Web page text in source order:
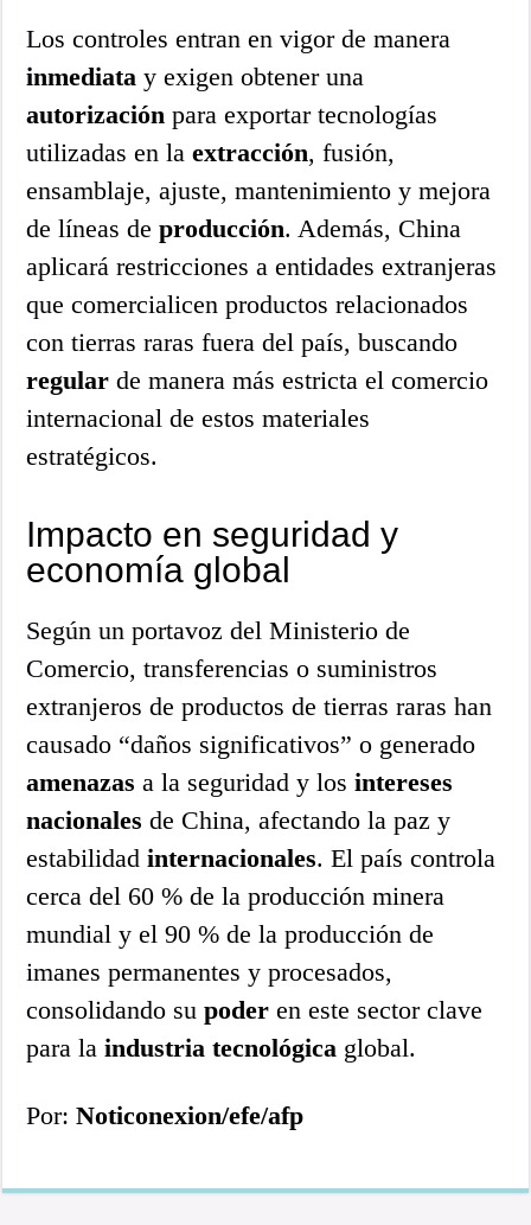
Los controles entran en vigor de manera
inmediata y exigen obtener una
autorización para exportar tecnologías
utilizadas en laextracción, fusión,
ensamblaje, ajuste, mantenimiento y mejora
de líneas deproducción. Además, China
aplicará restricciones a entidades extranjeras
que comercialicen productos relacionados
con tierras raras fuera del país, buscando
regular de manera más estricta el comercio
internacional de estos materiales
estratégicos.
Impacto en seguridad y
economía global
Según un portavoz del Ministerio de
Comercio, transferencias o suministros
extranjeros de productos de tierras raras han
causado “daños significativos” o generado
amenazas a la seguridad y losintereses
nacionales de China, afectando la paz y
estabilidadinternacionales. El país controla
cerca del 60 % de la producción minera
mundial y el 90 % de la producción de
imanes permanentes y procesados,
consolidando supoder en este sector clave
para laindustria tecnológica global.
Por:Noticonexion/efe/afp